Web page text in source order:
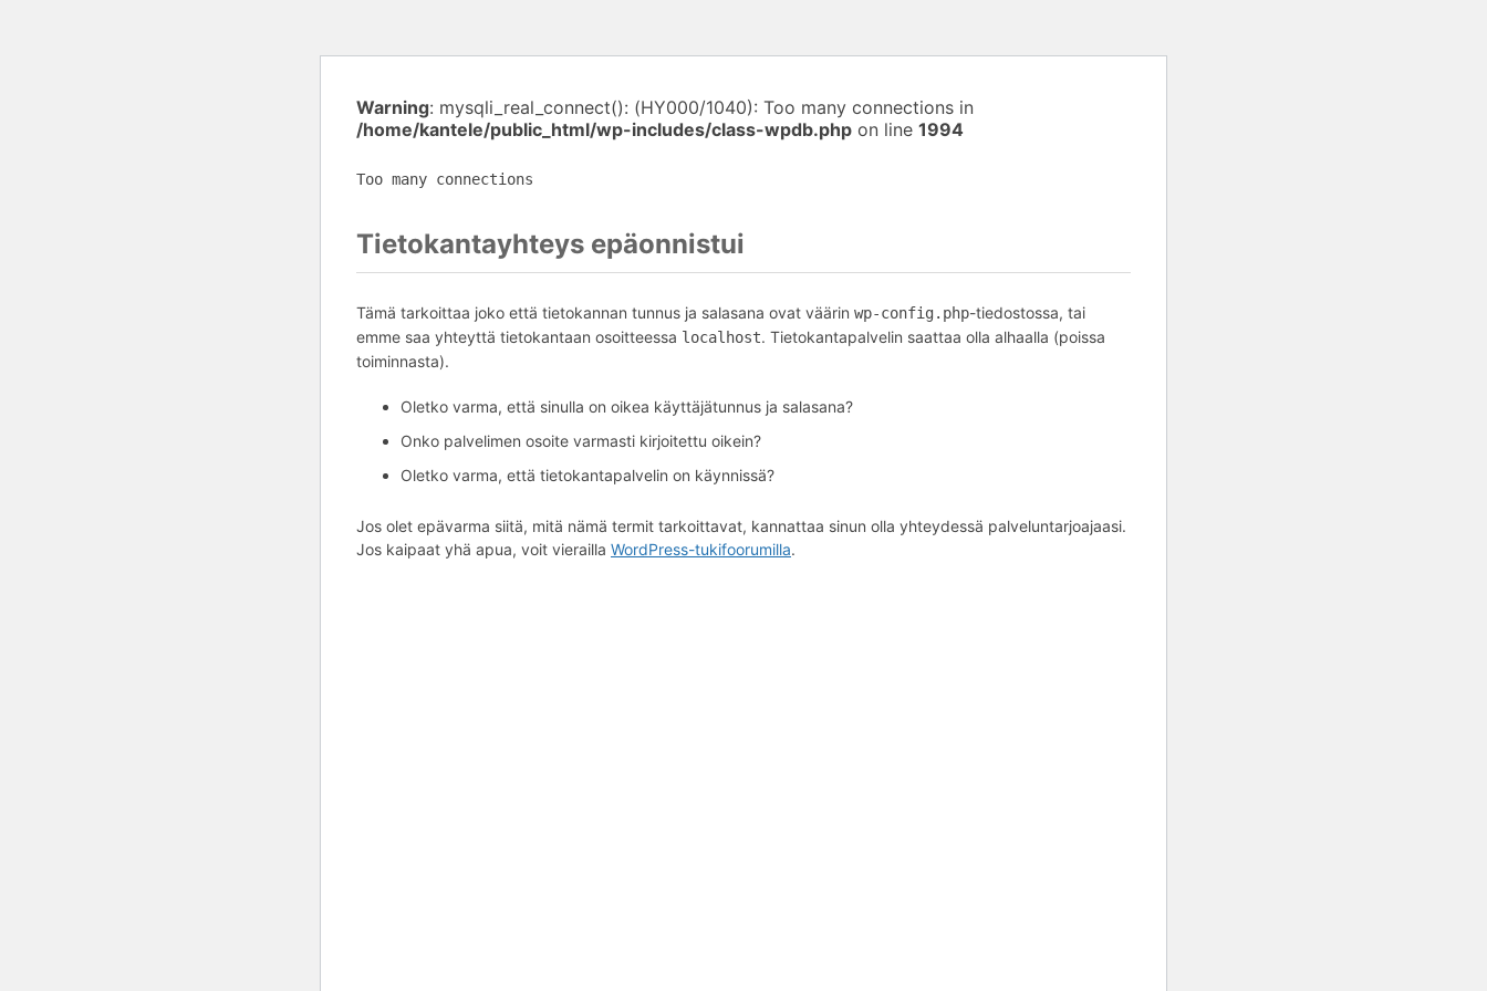
Warning: mysqli_real_connect(): (HY000/1040): Too many connections in
/home/kantele/public_html/wp-includes/class-wpdb.php on line 1994
Too many connections
Tietokantayhteys epäonnistui
Tämä tarkoittaa joko että tietokannan tunnus ja salasana ovat väärin wp-config.php-tiedostossa, tai
emme saa yhteyttä tietokantaan osoitteessa localhost. Tietokantapalvelin saattaa olla alhaalla (poissa
toiminnasta).
Oletko varma, että sinulla on oikea käyttäjätunnus ja salasana?
Onko palvelimen osoite varmasti kirjoitettu oikein?
Oletko varma, että tietokantapalvelin on käynnissä?
Jos olet epävarma siitä, mitä nämä termit tarkoittavat, kannattaa sinun olla yhteydessä palveluntarjoajaasi.
Jos kaipaat yhä apua, voit vierailla WordPress-tukifoorumilla.